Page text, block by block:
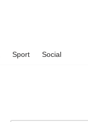
Sport Social